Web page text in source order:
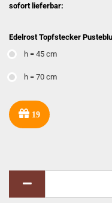
sofort lieferbar:
Edelrost Topfstecker
h = 45 cm
h = 70 cm
19